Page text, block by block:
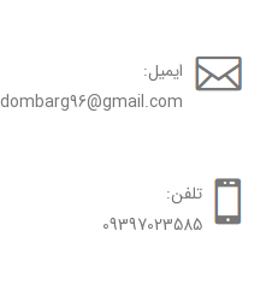
ایمیل:
dombarg96@gmail.com
تلفن:
09397023585